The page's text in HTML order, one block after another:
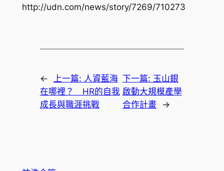
http://udn.com/news/story/7269/710273
← 上一篇: 人資藍海
在哪裡？ HR的自我
成長與職涯挑戰
下一篇: 玉山銀
啟動大規模產學
合作計畫
→